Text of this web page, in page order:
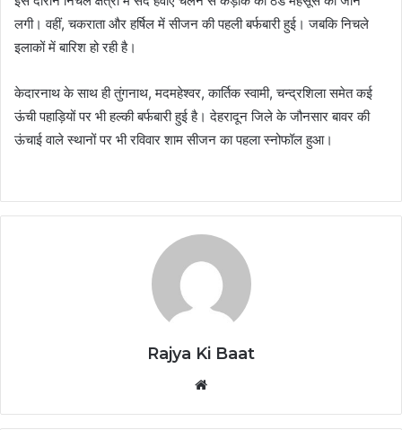
लगी। वहीं, चकराता और हर्षिल में सीजन की पहली बर्फबारी हुई। जबकि निचले
इलाकों में बारिश हो रही है।
केदारनाथ के साथ ही तुंगनाथ, मदमहेश्वर, कार्तिक स्वामी, चन्द्रशिला समेत कई
ऊंची पहाड़ियों पर भी हल्की बर्फबारी हुई है। देहरादून जिले के जौनसार बावर की
ऊंचाई वाले स्थानों पर भी रविवार शाम सीजन का पहला स्नोफॉल हुआ।
Rajya Ki Baat